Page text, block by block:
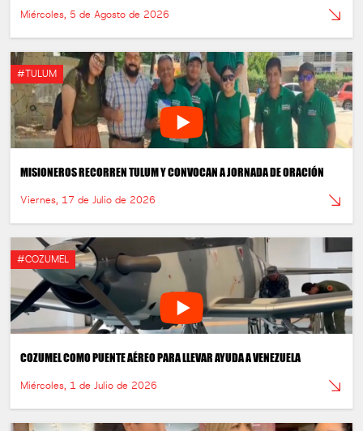
Miércoles, 5 de Agosto de 2026
#TULUM
MISIONEROS RECORREN TULUM Y CONVOCAN A JORNADA DE ORACIÓN
Viernes, 17 de Julio de 2026
#COZUMEL
COZUMEL COMO PUENTE AÉREO PARA LLEVAR AYUDA A VENEZUELA
Miércoles, 1 de Julio de 2026